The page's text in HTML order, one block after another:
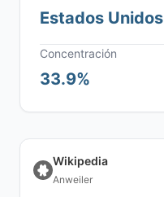
Estados Unidos
Concentración
33.9%
Wikipedia
Anweiler